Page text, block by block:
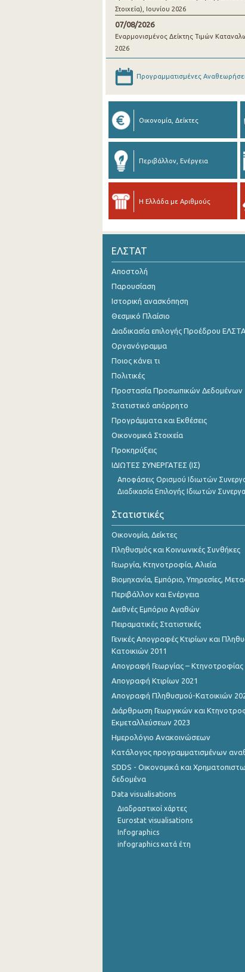
Στοιχεία), Ιουνίου 2026
07/08/2026
Εναρμονισμένος Δείκτης Τιμών
2026
Προγραμματισμένες
Οικονομία, Δείκτες
Περιβάλλον, Ενέργεια
Η Ελλάδα με Αριθμούς
ΕΛΣΤΑΤ
Αποστολή
Παρουσίαση
Ιστορική ανασκόπηση
Θεσμικό Πλαίσιο
Διαδικασία επιλογής Προέδρου
Οργανόγραμμα
Ποιος κάνει τι
Πολιτικές
Προστασία Προσωπικών Δεδομένων
Στατιστικό απόρρητο
Προγράμματα και Εκθέσεις
Οικονομικά Στοιχεία
Προκηρύξεις
ΙΔΙΩΤΕΣ ΣΥΝΕΡΓΑΤΕΣ (ΙΣ)
Αποφάσεις Ορισμού Ιδιωτών
Διαδικασία Επιλογής Ιδιωτών
Στατιστικές
Οικονομία, Δείκτες
Πληθυσμός και Κοινωνικές Συνθήκες
Γεωργία, Κτηνοτροφία, Αλιεία
Βιομηχανία, Εμπόριο, Υπηρεσίες,
Περιβάλλον και Ενέργεια
Διεθνές Εμπόριο Αγαθών
Πειραματικές Στατιστικές
Γενικές Απογραφές Κτιρίων και
Κατοικιών 2011
Απογραφή Γεωργίας – Κτηνοτροφίας
Απογραφή Κτιρίων 2021
Απογραφή Πληθυσμού-Κατοικιών
Διάρθρωση Γεωργικών και
Εκμεταλλεύσεων 2023
Ημερολόγιο Ανακοινώσεων
Κατάλογος προγραμματισμένων
SDDS - Οικονομικά και
δεδομένα
Data visualisations
Διαδραστικοί χάρτες
Eurostat visualisations
Infographics
infographics κατά έτη